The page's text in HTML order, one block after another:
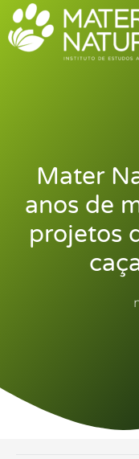
para
Mater
anos de
projetos